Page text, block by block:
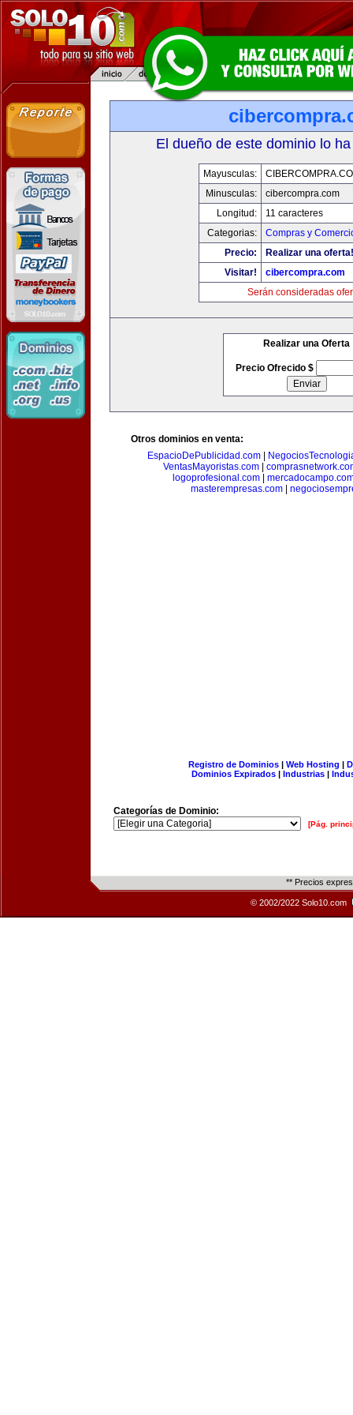
El dueño de este dominio lo
Mayusculas:
Minusculas:
cibercompra.com
Longitud:
11 caracteres
Categorias:
Compras y
Precio:
Realizar una oferta!
Visitar!
cibercompra.com
Serán consideradas
Realizar una Oferta
Precio Ofrecido $
Otros dominios en venta:
EspacioDePublicidad.com|
VentasMayoristas.com|
logoprofesional.com
masterempresas.com|
Registro de Dominios| Web Hosting |
Dominios Expirados | Industrias |
Categorías de Dominio:
[Pág.
** Precios
© 2002/2022 Solo10.com